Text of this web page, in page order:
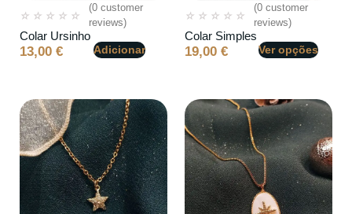
☆ ☆ ☆ ☆ ☆
(0 customer
reviews)
Colar Ursinho
13,00 € Adicionar
☆ ☆ ☆ ☆ ☆
(0 customer
reviews)
Colar Simples
19,00 € Ver opções